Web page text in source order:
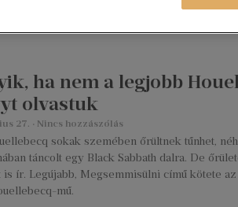
ha nem a legjobb
olvastuk
27. Nincs hozzászólás
sokak szemében őrültnek tűnhet,
táncolt egy Black Sabbath dalra. De
ír. Legújabb, Megsemmisülni című kötete
mű.